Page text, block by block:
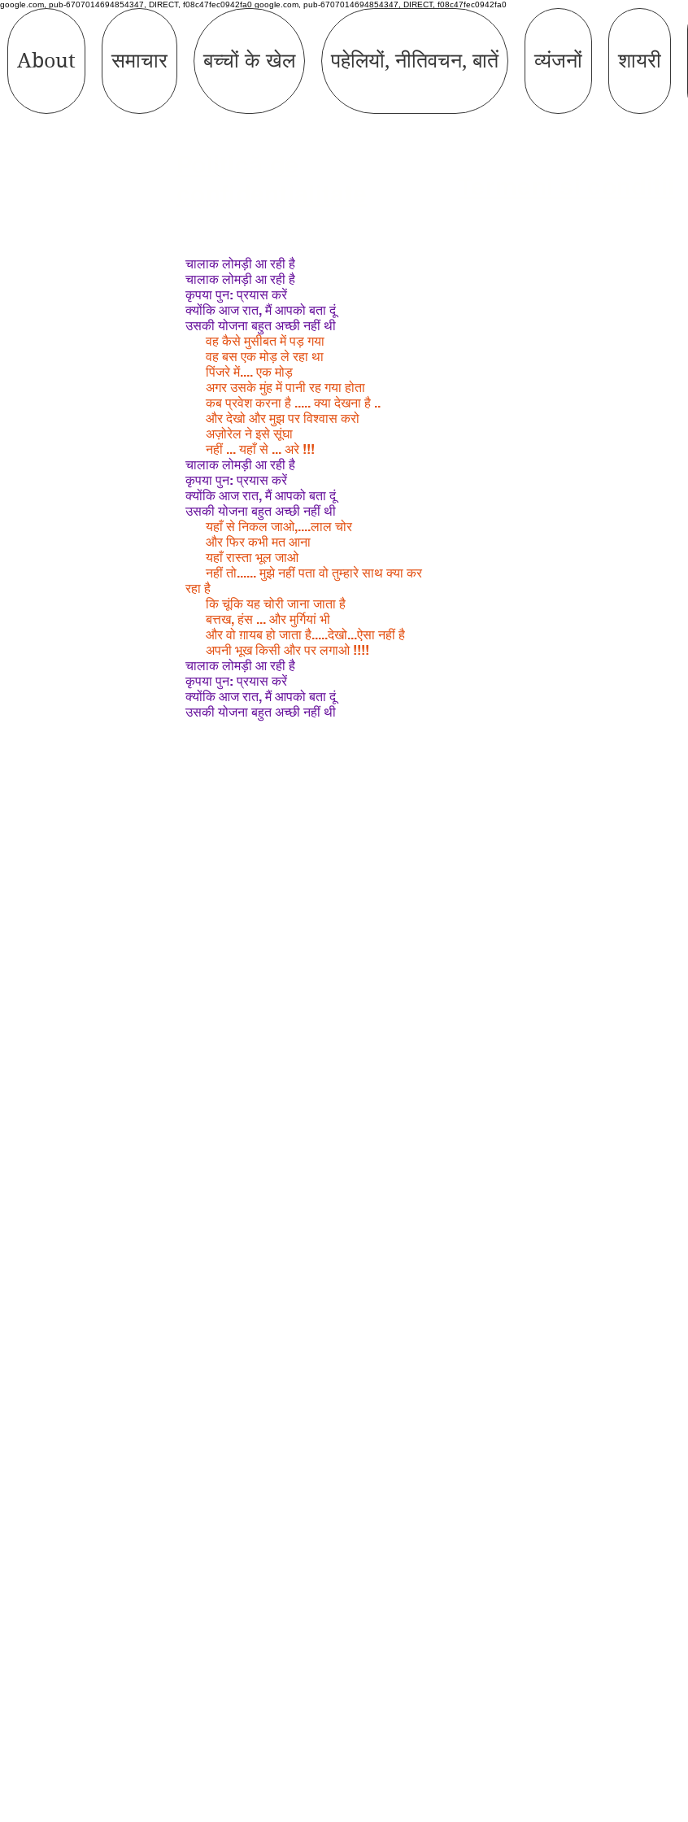
google.com, pub-6707014694854347, DIRECT, f08c47fec0942fa0 google.com, pub-6707014694854347, DIRECT, f08c47fec0942fa0
About समाचार बच्चों के खेल पहेलियों, नीतिवचन, बातें व्यंजनों शायरी
चालाक लोमड़ी आ रही है
चालाक लोमड़ी आ रही है
कृपया पुन: प्रयास करें
क्योंकि आज रात, मैं आपको बता दूं
उसकी योजना बहुत अच्छी नहीं थी
वह कैसे मुसीबत में पड़ गया
वह बस एक मोड़ ले रहा था
पिंजरे में.... एक मोड़
अगर उसके मुंह में पानी रह गया होता
कब प्रवेश करना है ..... क्या देखना है ..
और देखो और मुझ पर विश्वास करो
अज़ोरेल ने इसे सूंघा
नहीं ... यहाँ से ... अरे !!!
चालाक लोमड़ी आ रही है
कृपया पुन: प्रयास करें
क्योंकि आज रात, मैं आपको बता दूं
उसकी योजना बहुत अच्छी नहीं थी
यहाँ से निकल जाओ,....लाल चोर
और फिर कभी मत आना
यहाँ रास्ता भूल जाओ
नहीं तो...... मुझे नहीं पता वो तुम्हारे साथ क्या कर
रहा है
कि चूंकि यह चोरी जाना जाता है
बत्तख, हंस ... और मुर्गियां भी
और वो ग़ायब हो जाता है.....देखो...ऐसा नहीं है
अपनी भूख किसी और पर लगाओ !!!!
चालाक लोमड़ी आ रही है
कृपया पुन: प्रयास करें
क्योंकि आज रात, मैं आपको बता दूं
उसकी योजना बहुत अच्छी नहीं थी